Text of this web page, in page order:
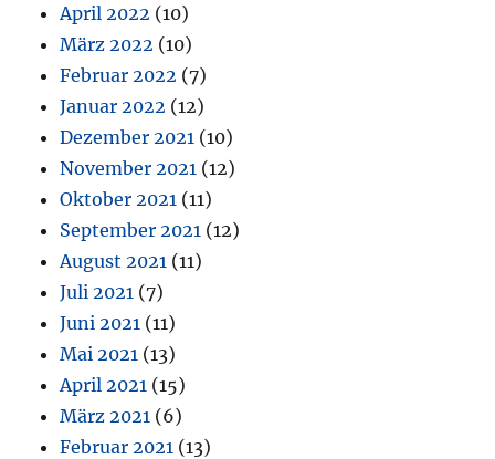
April 2022 (10)
März 2022 (10)
Februar 2022 (7)
Januar 2022 (12)
Dezember 2021 (10)
November 2021 (12)
Oktober 2021 (11)
September 2021 (12)
August 2021 (11)
Juli 2021 (7)
Juni 2021 (11)
Mai 2021 (13)
April 2021 (15)
März 2021 (6)
Februar 2021 (13)